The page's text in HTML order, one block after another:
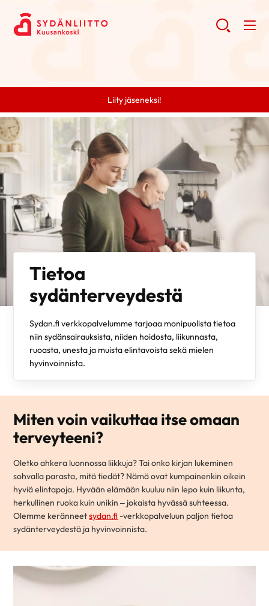
Liity jäseneksi!
Tietoa
sydänterveydestä
Sydan.fi verkkopalvelumme tarjoaa monipuolista tietoa
niin sydänsairauksista, niiden hoidosta, liikunnasta,
ruoasta, unesta ja muista elintavoista sekä mielen
hyvinvoinnista.
Miten voin vaikuttaa itse omaan
terveyteeni?
Oletko ahkera luonnossa liikkuja? Tai onko kirjan lukeminen
sohvalla parasta, mitä tiedät? Nämä ovat kumpainenkin oikein
hyviä elintapoja. Hyvään elämään kuuluu niin lepo kuin liikunta,
herkullinen ruoka kuin unikin – jokaista hyvässä suhteessa.
Olemme keränneetsydan.fi -verkkopalveluun paljon tietoa
sydänterveydestä ja hyvinvoinnista.